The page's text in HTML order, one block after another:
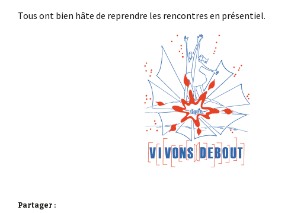
Tous ont bien hâte de reprendre les rencontres en présentiel.
Partager :